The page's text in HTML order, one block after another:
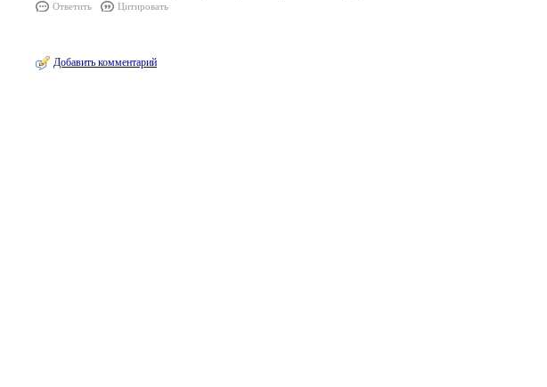
Ответить Цитировать
Добавить комментарий